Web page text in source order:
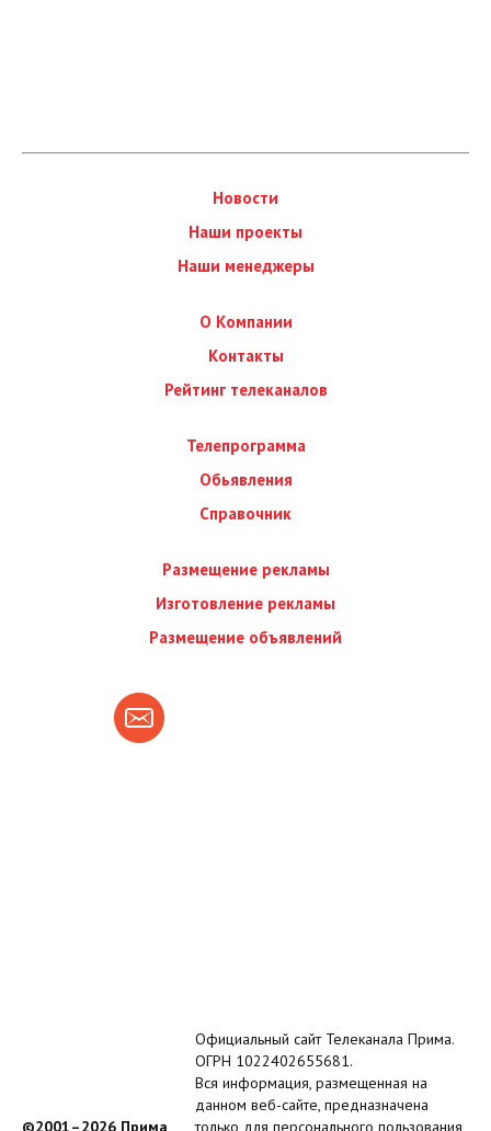
Новости
Наши проекты
Наши менеджеры
О Компании
Контакты
Рейтинг телеканалов
Телепрограмма
Обьявления
Справочник
Размещение рекламы
Изготовление рекламы
Размещение объявлений
©2001–2026 Прима
Официальный сайт Телеканала Прима.
ОГРН 1022402655681.
Вся информация, размещенная на
данном веб-сайте, предназначена
только для персонального пользования